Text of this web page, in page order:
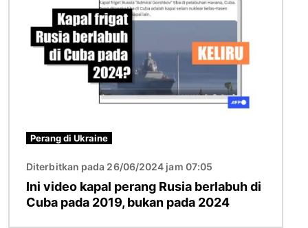
Perang di Ukraine
Diterbitkan pada 26/06/2024 jam 07:05
Ini video kapal perang Rusia berlabuh di
Cuba pada 2019, bukan pada 2024